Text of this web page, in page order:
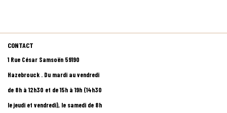
CONTACT
1 Rue César Samsoën 59190
Hazebrouck . Du mardi au vendredi
de 8h à 12h30 et de 15h à 19h (14h30
le jeudi et vendredi), le samedi de 8h